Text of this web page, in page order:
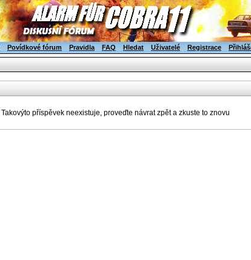
Povídkové fórum Pravidla FAQ Hledat Uživatelé Registrace
Takovýto příspěvek neexistuje, proveďte návrat zpět a zkuste to znovu